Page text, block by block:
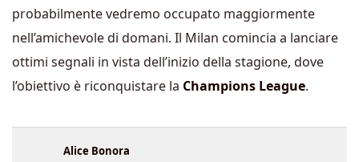
probabilmente vedremo occupato maggiormente
nell’amichevole di domani. Il Milan comincia a lanciare
ottimi segnali in vista dell’inizio della stagione, dove
l’obiettivo è riconquistare la Champions League.
Alice Bonora